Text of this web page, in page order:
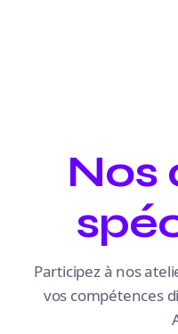
Nos
Participez à nos
vos compétences